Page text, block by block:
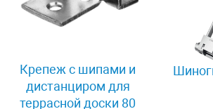
Крепеж с шипами и
дистанциром для
террасной доски 80